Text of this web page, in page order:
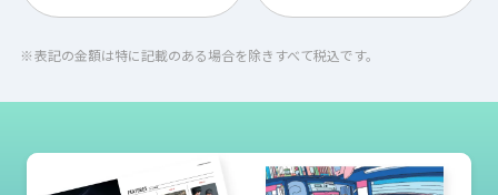
表記の金額は特に記載のある場合を除きすべて税込です。